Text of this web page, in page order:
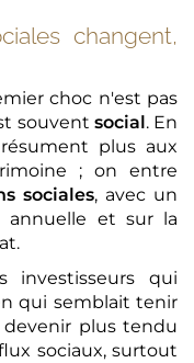
changent,
choc n'est pas
souvent social. En
plus aux
; on entre
sociales, avec un
annuelle et sur la
qui
qui semblait tenir
plus tendu
sociaux, surtout